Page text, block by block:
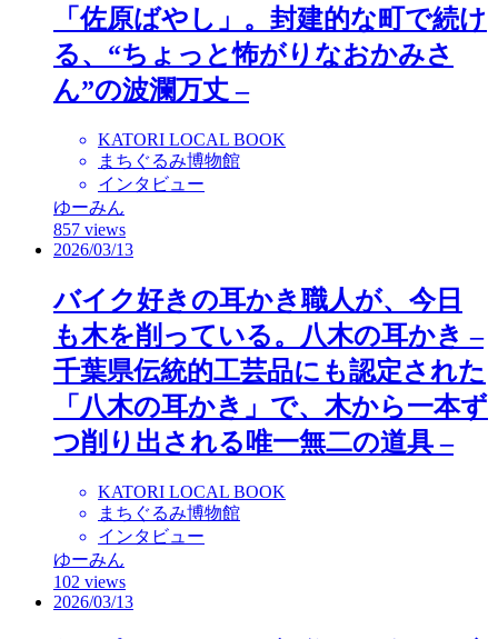
「佐原ばやし」。封建的な町で続け
る、“ちょっと怖がりなおかみさ
ん”の波瀾万丈 –
KATORI LOCAL BOOK
まちぐるみ博物館
インタビュー
ゆーみん
857 views
2026/03/13
バイク好きの耳かき職人が、今日
も木を削っている。八木の耳かき –
千葉県伝統的工芸品にも認定された
「八木の耳かき」で、木から一本ず
つ削り出される唯一無二の道具 –
KATORI LOCAL BOOK
まちぐるみ博物館
インタビュー
ゆーみん
102 views
2026/03/13